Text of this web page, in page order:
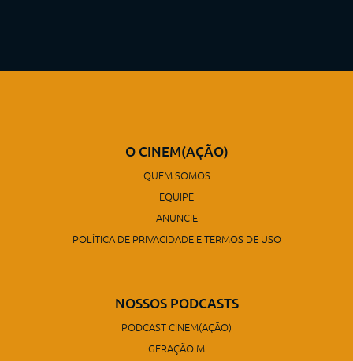
O CINEM(AÇÃO)
QUEM SOMOS
EQUIPE
ANUNCIE
POLÍTICA DE PRIVACIDADE E TERMOS DE USO
NOSSOS PODCASTS
PODCAST CINEM(AÇÃO)
GERAÇÃO M